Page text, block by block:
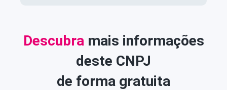
Descubra mais informações
deste CNPJ
de forma gratuita